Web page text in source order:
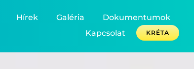
Hírek Galéria
Dokumentumok
Kapcsolat
KRÉTA